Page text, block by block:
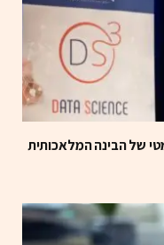
של הבינה המלאכותית